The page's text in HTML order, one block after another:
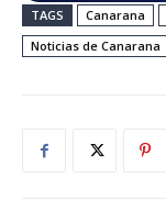
TAGS Canarana
Noticias de Canarana